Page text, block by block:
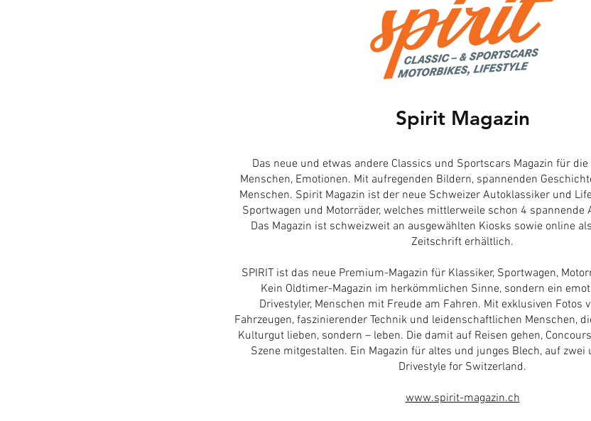
Spirit Magazin
Das neue und etwas andere Classics und Sportscars Magazin für
Menschen, Emotionen. Mit aufregenden Bildern, spannenden
Menschen. Spirit Magazin ist der neue Schweizer Autoklassiker und
Sportwagen und Motorräder, welches mittlerweile schon 4 spannende
Das Magazin ist schweizweit an ausgewählten Kiosks sowie online
Zeitschrift erhältlich.
SPIRIT ist das neue Premium-Magazin für Klassiker, Sportwagen,
Kein Oldtimer-Magazin im herkömmlichen Sinne, sondern ein
Drivestyler, Menschen mit Freude am Fahren. Mit exklusiven Fotos
Fahrzeugen, faszinierender Technik und leidenschaftlichen Menschen,
Kulturgut lieben, sondern – leben. Die damit auf Reisen gehen,
Szene mitgestalten. Ein Magazin für altes und junges Blech, auf zwei
Drivestyle for Switzerland.
www.spirit-magazin.ch